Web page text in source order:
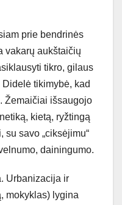
prie bendrinės
vakarų aukštaičių
tikro, gilaus
Didelė tikimybė, kad
Žemaičiai išsaugojo
kietą, ryžtingą
savo „ciksėjimu“
dainingumo.
Urbanizacija ir
mokyklas) lygina